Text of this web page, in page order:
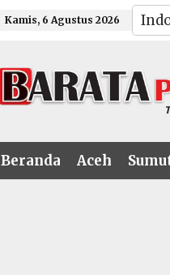
Kamis, 6 Agustus 2026
Beranda Aceh